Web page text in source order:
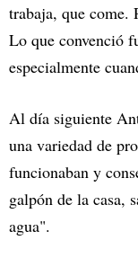
trabaja, que come.
Lo que convenció
especialmente
Al día siguiente
una variedad de
funcionaban y
galpón de la casa,
agua".